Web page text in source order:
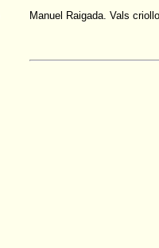
Manuel Raigada. Vals